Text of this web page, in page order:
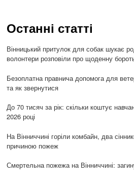
Останні статті
Вінницький притулок для собак шукає
волонтери розповіли про щоденну
Безоплатна правнича допомога для
та як звернутися
До 70 тисяч за рік: скільки коштує
2026 році
На Вінниччині горіли комбайн, два
причиною пожеж
Смертельна пожежа на Вінниччині: